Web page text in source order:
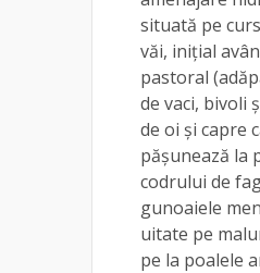
situată pe
văi, inițial
pastoral
de vaci, bivoli
de oi și capre
pășunează la
codrului de
gunoaiele
uitate pe
pe la poalele